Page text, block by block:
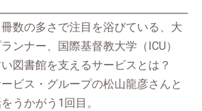
数の多さで注目を浴びている、大
ンナー、国際基督教大学（ICU）
図書館を支えるサービスとは？
ビス・グループの松山龍彦さんと
うかがう1回目。